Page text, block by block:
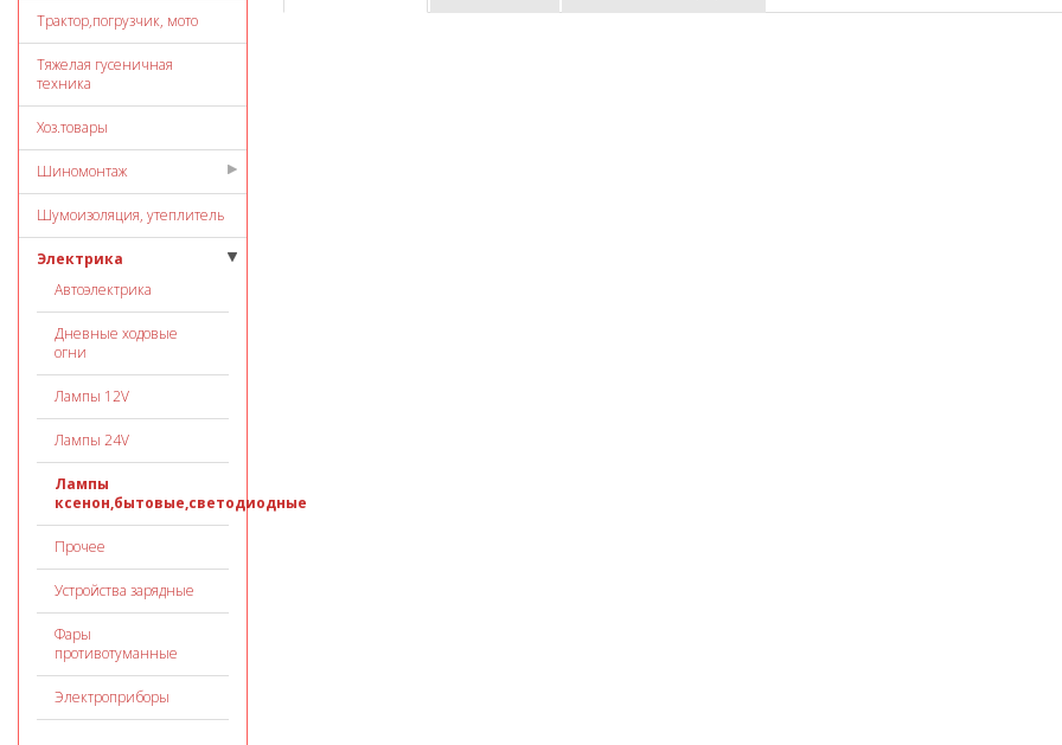
Трактор,погрузчик, мото
Тяжелая гусеничная
техника
Хоз.товары
Шиномонтаж
Шумоизоляция, утеплитель
Электрика
Автоэлектрика
Дневные ходовые
огни
Лампы 12V
Лампы 24V
Лампы
ксенон,бытовые,светодиодные
Прочее
Устройства зарядные
Фары
противотуманные
Электроприборы